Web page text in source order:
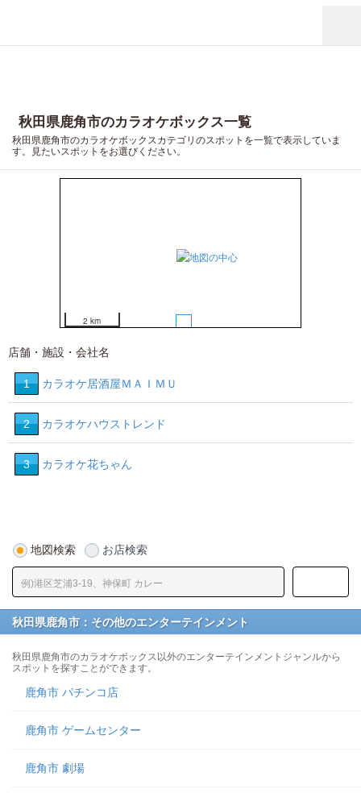
秋田県鹿角市のカラオケボックス一覧
秋田県鹿角市のカラオケボックスカテゴリのスポットを一覧で表示していま
す。見たいスポットをお選びください。
1
2 km
店舗・施設・会社名
1 カラオケ居酒屋ＭＡＩＭＵ
2 カラオケハウストレンド
3 カラオケ花ちゃん
地図検索 お店検索
秋田県鹿角市：その他のエンターテインメント
秋田県鹿角市のカラオケボックス以外のエンターテインメントジャンルから
スポットを探すことができます。
鹿角市 パチンコ店
鹿角市 ゲームセンター
鹿角市 劇場